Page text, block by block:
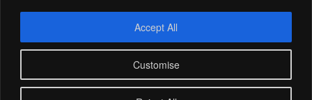
Customise
Accept All
Kontak
Chat dengan kami